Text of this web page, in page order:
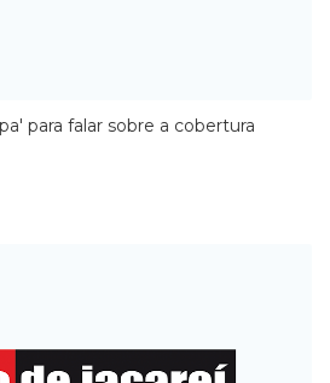
para falar sobre a cobertura